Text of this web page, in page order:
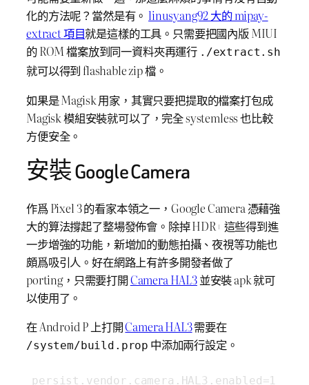
化的方法呢？當然是有。linusyang92 大的 mipay-
extract 項目就是這樣的工具。只需要把國內版 MIUI
的 ROM 檔案放到同一資料夾再運行 ./extract.sh
就可以得到 flashable zip 檔。
如果是 Magisk 用家，其實只要把提取的檔案打包成
Magisk 模組安裝就可以了，完全 systemless 也比較
方便安全。
安裝 Google Camera
作爲 Pixel 3 的看家本領之一，Google Camera 憑藉強
大的算法撐起了整場發佈會。除掉 HDR+ 這些得到進
一步增強的功能，新增加的動態拍攝、夜視等功能也
頗爲吸引人。好在網路上有許多開發者做了
porting，只需要打開Camera HAL3並安裝 apk 就可
以使用了。
在 Android P 上打開Camera HAL3需要在
/system/build.prop 中添加兩行設定。
persist.vendor.camera.HAL3.enabled=1